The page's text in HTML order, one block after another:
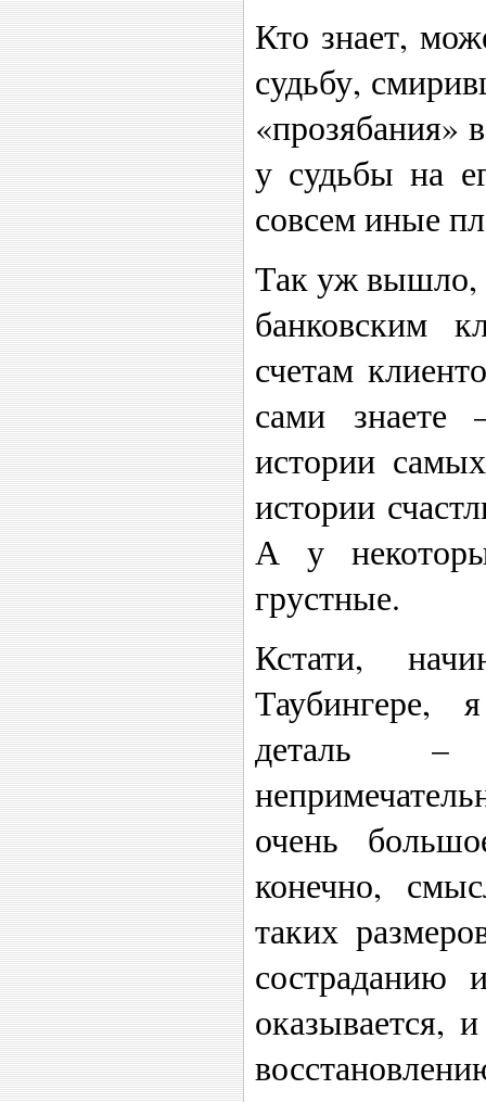
Кто знает,
судьбу,
«прозябания»
у судьбы на
совсем иные
Так уж вышло,
банковским
счетам
сами знаете
истории
истории
А у
грустные.
Кстати,
Таубингере,
деталь
очень
конечно,
таких
оказывается,